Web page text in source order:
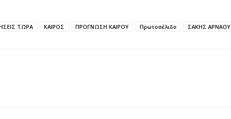
ΤΩΡΑ ΚΑΙΡΟΣ ΠΡΟΓΝΩΣΗ ΚΑΙΡΟΥ Πρωτοσέλιδο ΣΑΚΗΣ